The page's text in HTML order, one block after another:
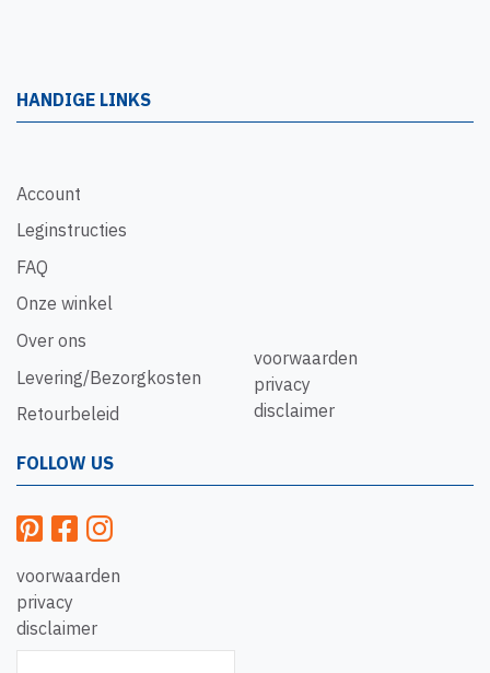
HANDIGE LINKS
Account
Leginstructies
FAQ
Onze winkel
Over ons
Levering/Bezorgkosten
Retourbeleid
voorwaarden
privacy
disclaimer
FOLLOW US
voorwaarden
privacy
disclaimer